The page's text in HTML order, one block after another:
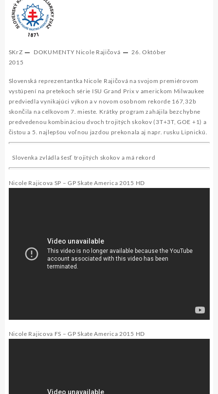
SKrZ DOKUMENTY Nicole Rajičová
26. Október
2015
Slovenská reprezentantka Nicole Rajičová na svojom premiérovom
vystúpení na pretekoch série ISU Grand Prix v americkom Milwaukee
predviedla vynikajúci výkon a v novom osobnom rekorde 167,32b
skončila na celkovom 7. mieste. Krátky program zahájila bezchybne
predvedenou kombináciou dvoch trojitých skokov (3T+3T, GOE +1) a
čistou a 5. najlepšou voľnou jazdou prekonala aj napr. rusku Lipnickú.
Slovenka zvládla šesť trojitých skokov a má rekord
Nicole Rajicova SP – GP Skate America 2015 HD
Nicole Rajicova FS – GP Skate America 2015 HD